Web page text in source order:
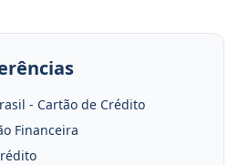
- Cartão de Crédito
Financeira